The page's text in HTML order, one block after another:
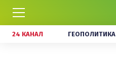
24 КАНАЛ ГЕОПОЛИТИКА